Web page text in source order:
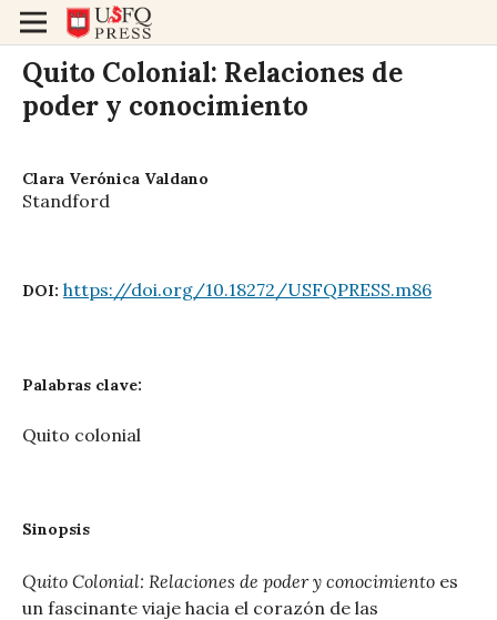
Quito Colonial: Relaciones de
poder y conocimiento
Clara Verónica Valdano
Standford
DOI: https://doi.org/10.18272/USFQPRESS.m86
Palabras clave:
Quito colonial
Sinopsis
Quito Colonial: Relaciones de poder y conocimientoes
un fascinante viaje hacia el corazón de las